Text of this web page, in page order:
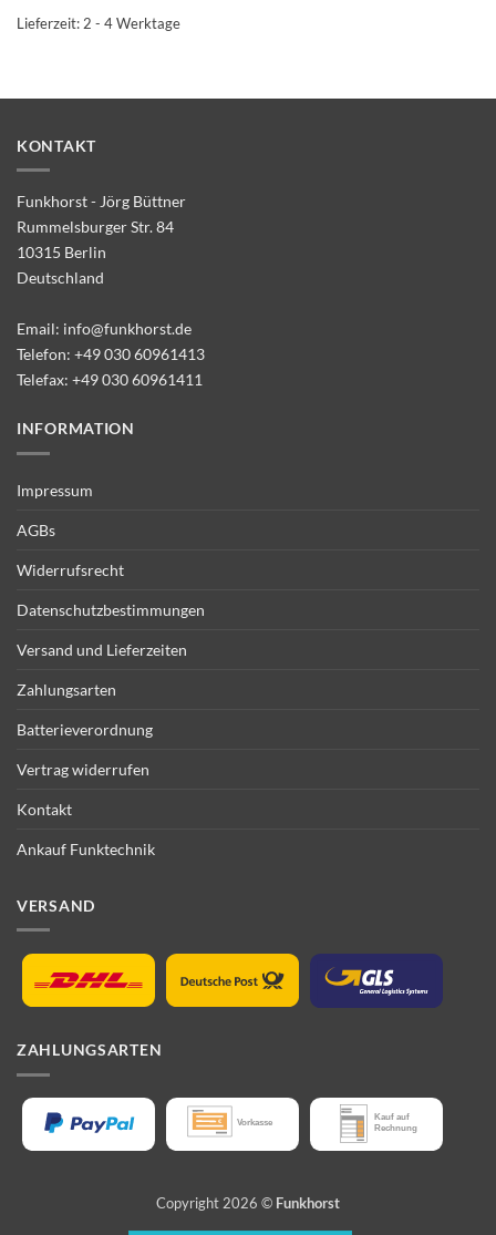
Lieferzeit:2 - 4 Werktage
KONTAKT
Funkhorst - Jörg Büttner
Rummelsburger Str. 84
10315 Berlin
Deutschland
Email: info@funkhorst.de
Telefon: +49 030 60961413
Telefax: +49 030 60961411
INFORMATION
Impressum
AGBs
Widerrufsrecht
Datenschutzbestimmungen
Versand und Lieferzeiten
Zahlungsarten
Batterieverordnung
Vertrag widerrufen
Kontakt
Ankauf Funktechnik
VERSAND
ZAHLUNGSARTEN
Copyright 2026 © Funkhorst